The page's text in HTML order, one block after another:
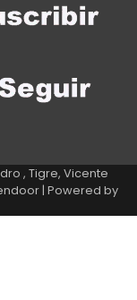
, Tigre, Vicente
| Powered by